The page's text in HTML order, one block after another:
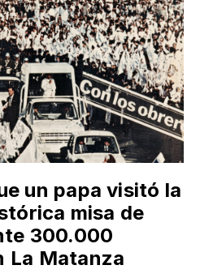
un papa visitó la
misa de
300.000
La Matanza